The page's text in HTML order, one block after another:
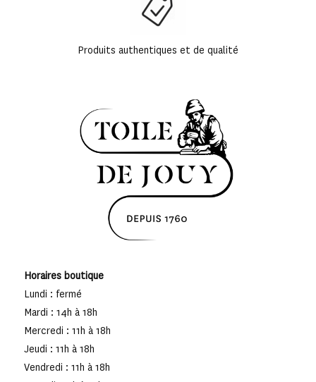
Produits authentiques et de qualité
Horaires boutique
Lundi : fermé
Mardi : 14h à 18h
Mercredi : 11h à 18h
Jeudi : 11h à 18h
Vendredi : 11h à 18h